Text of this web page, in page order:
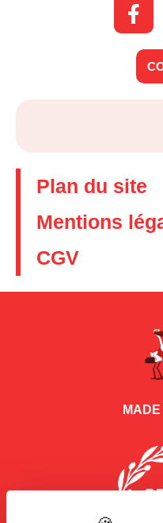
Plan du site
Mentions
CGV